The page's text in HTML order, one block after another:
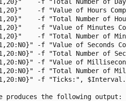
-f "Value of Hours
-f "Total Number of
-f "Value of Minutes
-f "Total Number of
-f "Value of Seconds
-f "Total Number of
-f "Value of
-f "Total Number of
-f "Ticks:",
produces the following output: